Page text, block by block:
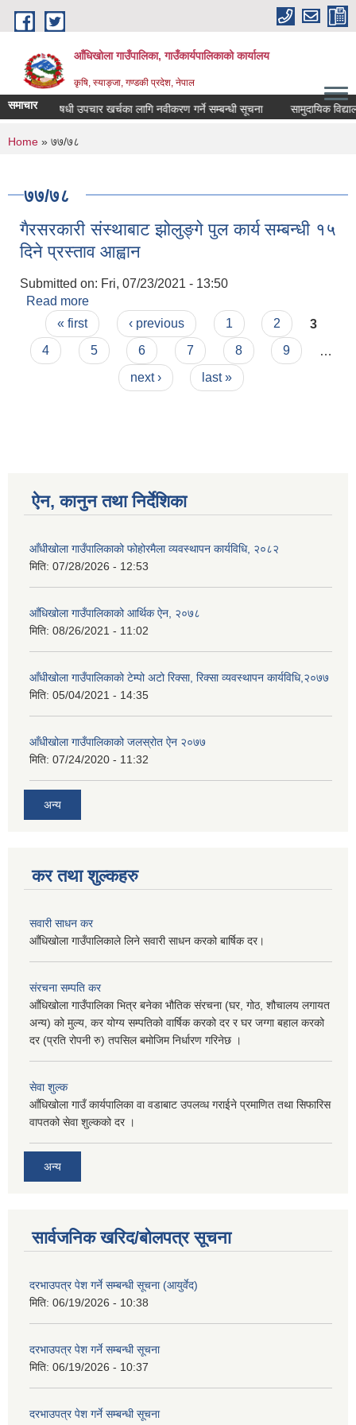
Skip to main content
आँधिखोला गाउँपालिका, गाउँकार्यपालिकाको कार्यालय
कृषि, स्याङ्जा, गण्डकी प्रदेश, नेपाल
समाचार औषधी उपचार खर्चका लागि नवीकरण गर्ने सम्बन्धी सूचना सामुदायिक
You are here
Home » ७७/७८
७७/७८
गैरसरकारी संस्थाबाट झोलुङ्गे पुल कार्य सम्बन्धी १५
दिने प्रस्ताव आह्वान
Submitted on: Fri, 07/23/2021 - 13:50
Read more
दिने प्रस्ताव आह्वान
Pages
« first ‹ previous 1 2
3
4
5 6 7 8 9
next ›
last »
ऐन, कानुन तथा निर्देशिका
आँधीखोला गाउँपालिकाको फोहोरमैला व्यवस्थापन कार्यविधि, २०८२
मिति: 07/28/2026 - 12:53
आँधिखोला गाउँपालिकाको आर्थिक ऐन, २०७८
मिति: 08/26/2021 - 11:02
आँधीखोला गाउँपालिकाको टेम्पो अटो रिक्सा, रिक्सा व्यवस्थापन कार्यविधि,२०७७
मिति: 05/04/2021 - 14:35
आँधीखोला गाउँपालिकाको जलस्रोत ऐन २०७७
मिति: 07/24/2020 - 11:32
अन्य
कर तथा शुल्कहरु
सवारी साधन कर
आँधिखोला गाउँपालिकाले लिने सवारी साधन करको बार्षिक दर।
संरचना सम्पति कर
आँधिखोला गाउँपालिका भित्र बनेका भौतिक संरचना (घर, गोठ, शौचालय लगायत
अन्य) को मुल्य, कर योग्य सम्पतिको वार्षिक करको दर र घर जग्गा बहाल करको
दर (प्रति रोपनी रु) तपसिल बमोजिम निर्धारण गरिनेछ ।
सेवा शुल्क
आँधिखोला गाउँ कार्यपालिका वा वडाबाट उपलव्ध गराईने प्रमाणित तथा सिफारिस
वापतको सेवा शुल्कको दर ।
अन्य
सार्वजनिक खरिद/बोलपत्र सूचना
दरभाउपत्र पेश गर्ने सम्बन्धी सूचना (आयुर्वेद)
मिति: 06/19/2026 - 10:38
दरभाउपत्र पेश गर्ने सम्बन्धी सूचना
मिति: 06/19/2026 - 10:37
दरभाउपत्र पेश गर्ने सम्बन्धी सूचना